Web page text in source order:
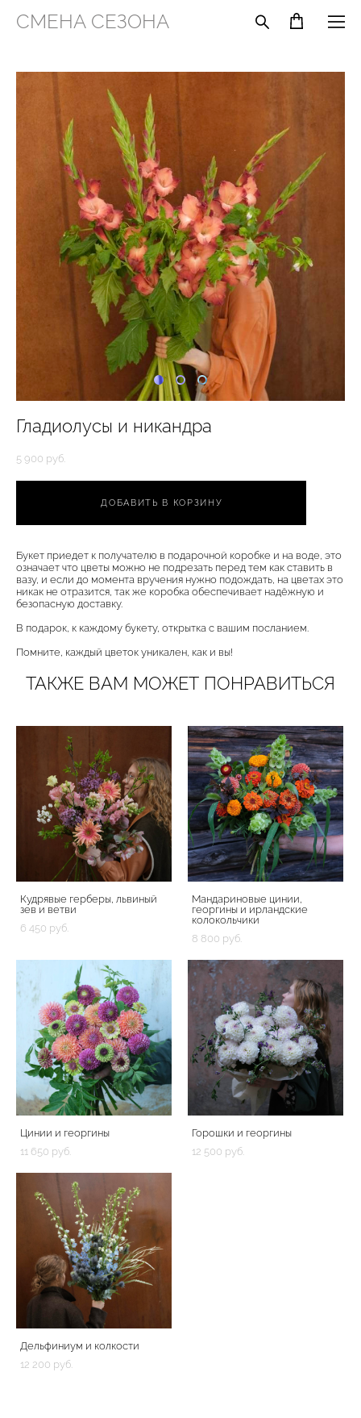
СМЕНА СЕЗОНА
Гладиолусы и никандра
5 900 pуб.
ДОБАВИТЬ В КОРЗИНУ
Букет приедет к получателю в подарочной коробке и на воде, это
означает что цветы можно не подрезать перед тем как ставить в
вазу, и если до момента вручения нужно подождать, на цветах это
никак не отразится, так же коробка обеспечивает надёжную и
безопасную доставку.
В подарок, к каждому букету, открытка с вашим посланием.
Помните, каждый цветок уникален, как и вы!
ТАКЖЕ ВАМ МОЖЕТ ПОНРАВИТЬСЯ
Кудрявые герберы, львиный
зев и ветви
6 450 pуб.
Мандариновые цинии,
георгины и ирландские
колокольчики
8 800 pуб.
Цинии и георгины
11 650 pуб.
Горошки и георгины
12 500 pуб.
Дельфиниум и колкости
12 200 pуб.